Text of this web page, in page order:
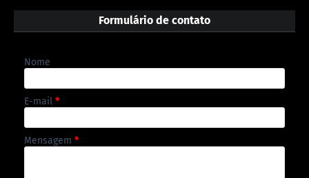
Formulário de contato
Nome
E-mail *
Mensagem *